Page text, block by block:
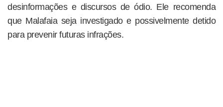
desinformações e discursos de ódio. Ele recomenda
que Malafaia seja investigado e possivelmente detido
para prevenir futuras infrações.